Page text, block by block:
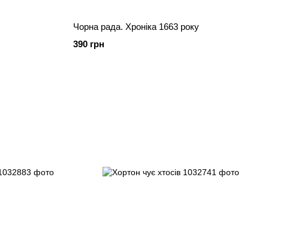
Чорна рада. Хроніка 1663 року
390 грн